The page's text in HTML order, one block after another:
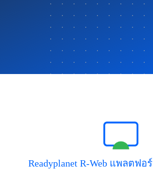
Readyplanet R-Web แพลตฟอ